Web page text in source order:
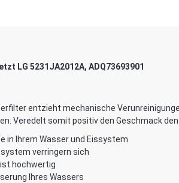
LG 5231JA2012A, ADQ73693901
entzieht mechanische
Veredelt somit positiv den Geschmack
in Ihrem Wasser und Eissystem
verringern sich
hochwertig
Ihres Wassers